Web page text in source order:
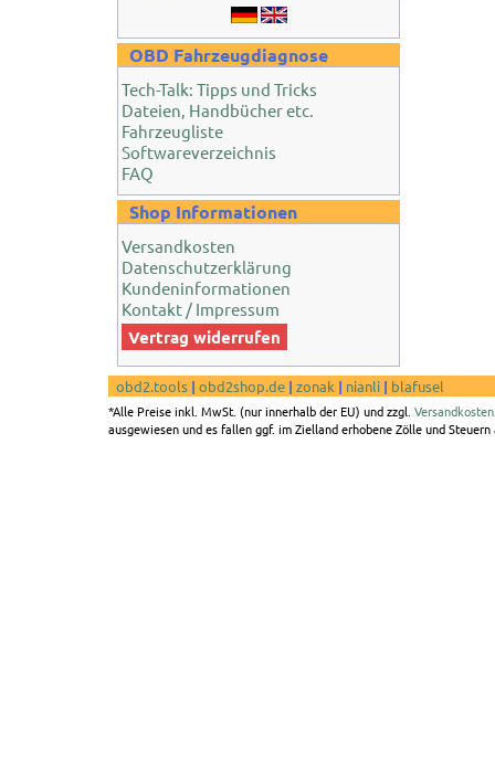
OBD Fahrzeugdiagnose
Tech-Talk: Tipps und Tricks
Dateien, Handbücher etc.
Fahrzeugliste
Softwareverzeichnis
FAQ
Shop Informationen
Versandkosten
Datenschutzerklärung
Kundeninformationen
Kontakt / Impressum
Vertrag widerrufen
obd2.tools | obd2shop.de | zonak | nianli | blafusel
*Alle Preise inkl. MwSt. (nur innerhalb der EU) und zzgl. Versandkosten
ausgewiesen und es fallen ggf. im Zielland erhobene Zölle und